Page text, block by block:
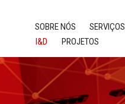
SOBRE NÓS SERVIÇOS
I&D
PROJETOS